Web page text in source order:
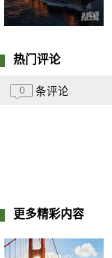
热门评论
0 条评论
更多精彩内容